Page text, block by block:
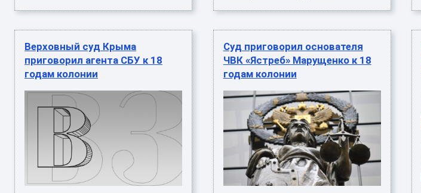
Верховный суд Крыма
приговорил агента СБУ к 18
годам колонии
Суд приговорил основателя
ЧВК «Ястреб» Марущенко к 18
годам колонии